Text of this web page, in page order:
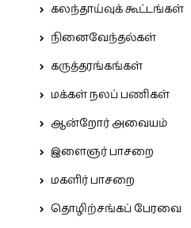
கலந்தாய்வுக் கூட்டங்கள்
நினைவேந்தல்கள்
கருத்தரங்கங்கள்
மக்கள் நலப் பணிகள்
ஆன்றோர் அவையம்
இளைஞர் பாசறை
மகளிர் பாசறை
தொழிற்சங்கப் பேரவை